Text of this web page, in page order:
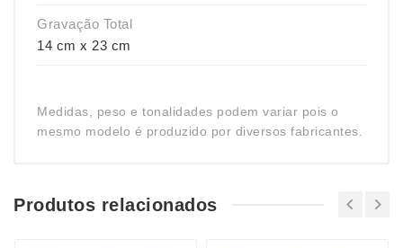
Gravação Total
14 cm x 23 cm
Medidas, peso e tonalidades podem variar pois o
mesmo modelo é produzido por diversos fabricantes.
Produtos relacionados